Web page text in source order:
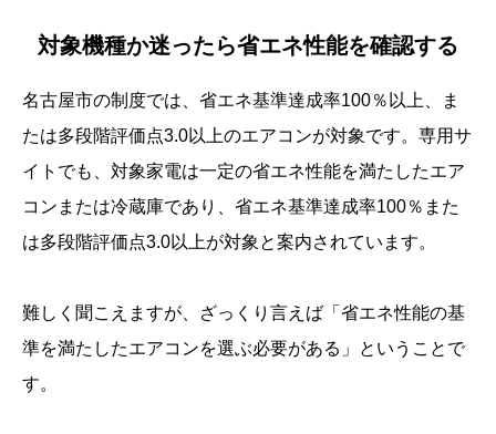
対象機種か迷ったら省エネ性能を確認する
名古屋市の制度では、省エネ基準達成率100％以上、ま
たは多段階評価点3.0以上のエアコンが対象です。専用サ
イトでも、対象家電は一定の省エネ性能を満たしたエア
コンまたは冷蔵庫であり、省エネ基準達成率100％また
は多段階評価点3.0以上が対象と案内されています。
難しく聞こえますが、ざっくり言えば「省エネ性能の基
準を満たしたエアコンを選ぶ必要がある」ということで
す。